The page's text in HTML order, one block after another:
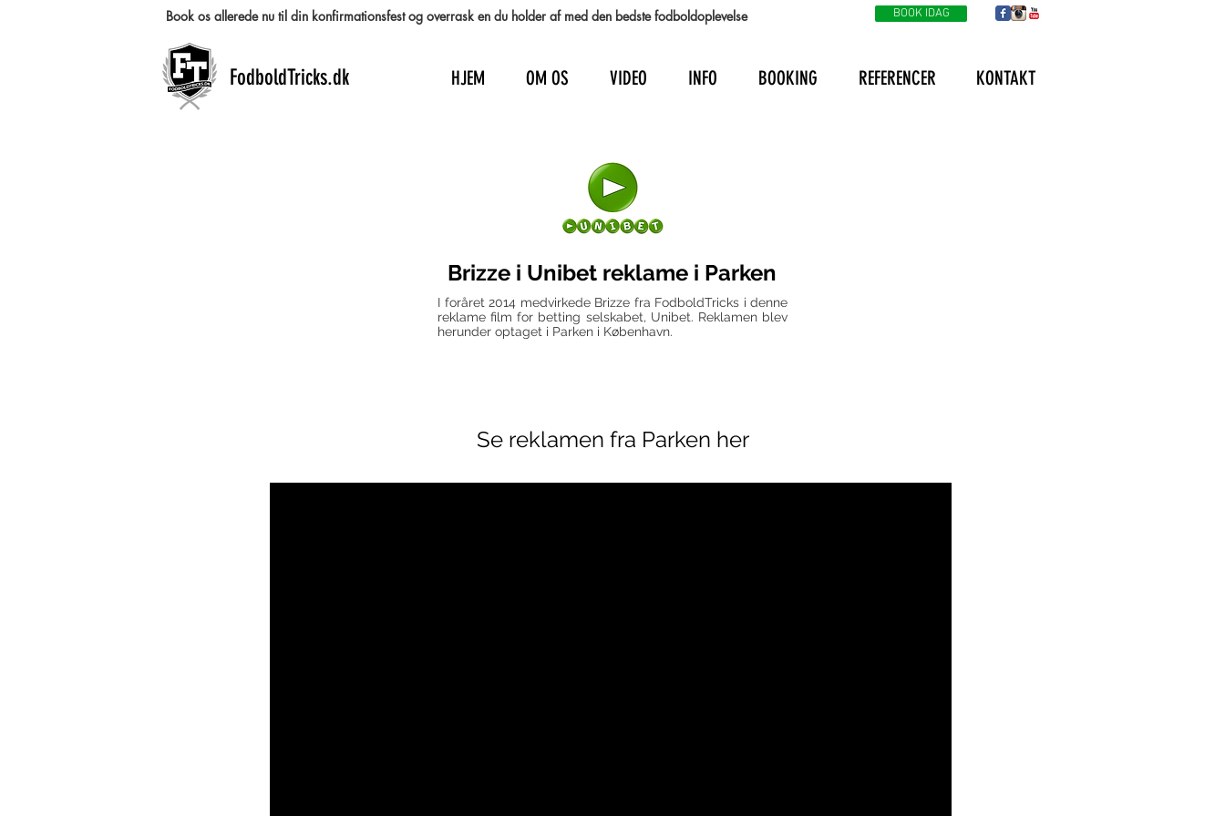
Book os allerede nu til din konfirmationsfest og overrask en du holder af med den bedste fodboldoplevelse BOOK IDAG
FodboldTricks.dk HJEM OM OS VIDEO INFO BOOKING REFERENCER KONTAKT
Brizze i Unibet reklame i Parken
I foråret 2014 medvirkede Brizze fra FodboldTricks i denne
reklame film for betting selskabet, Unibet. Reklamen blev
herunder optaget i Parken i København.
Se reklamen fra Parken her